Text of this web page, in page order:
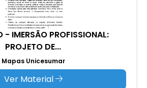
- IMERSÃO PROFISSIONAL:
PROJETO DE...
Mapas Unicesumar
Ver Material